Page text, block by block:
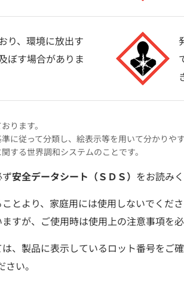
り、環境に放出す
ぼす場合がありま
ります。
に従って分類し、絵表示等を用いて分かりや
する世界調和システムのことです。
安全データシート（ＳＤＳ） をお読み
とより、家庭用には使用しないでくださ
すが、ご使用時は使用上の注意事項を必
、製品に表示しているロット番号をご
い。